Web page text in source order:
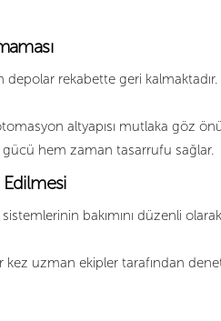
rekabette geri
altyapısı mutlaka göz
hem zaman tasarrufu sağlar.
bakımını düzenli
kez uzman ekipler tarafından